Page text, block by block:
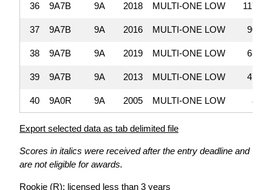
36 9A7B 9A 2018 MULTI-ONE LOW
37 9A7B 9A 2016 MULTI-ONE LOW
38 9A7B 9A 2019 MULTI-ONE LOW
39 9A7B 9A 2013 MULTI-ONE LOW
40 9A0R 9A 2005 MULTI-ONE LOW
Export selected data as tab delimited file
Scores in italics were received after the entry deadline and
are not eligible for awards.
Rookie (R): licensed less than 3 years